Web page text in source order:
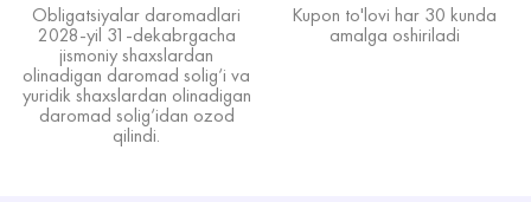
Obligatsiyalar daromadlari
2028-yil 31-dekabrgacha
jismoniy shaxslardan
olinadigan daromad solig‘i va
yuridik shaxslardan olinadigan
daromad solig‘idan ozod
qilindi.
Kupon to'lovi har 30 kunda
amalga oshiriladi